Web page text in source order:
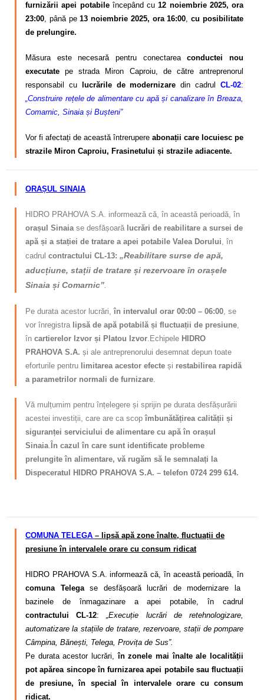
furnizării apei potabileîncepând cu 12 noiembrie 2025, ora
23:00, până pe13 noiembrie 2025, ora 16:00,cu posibilitate
de prelungire.
Măsura este necesară pentru conectareaconductei nou
executate pe strada Miron Caproiu, de către antreprenorul
responsabil cu
lucrările de modernizare din cadrulCL-02:
„Construire rețele de alimentare cu apă și canalizare în Breaza,
Comarnic, Sinaia și Bușteni”
Vor fi afectați de această întrerupere abonații care locuiesc pe
strazile Miron Caproiu, Frasinetului și strazile adiacente.
ORAȘUL SINAIA
HIDRO PRAHOVA S.A. informează că, în această perioadă, în
orașul Sinaia se desfășoară lucrări de reabilitare a sursei de
apă și a stației de tratare a apei potabile Valea Dorului , în
cadrul contractului CL-13: „Reabilitare surse de apă,
aducțiune, stații de tratare și rezervoare în orașele
Sinaia și Comarnic”
Pe durata acestor lucrări,în intervalul orar 00:00 – 06:00 , se
vor înregistra lipsă de apă potabilă și fluctuații de presiune
în cartierelor Izvor și Platou Izvor Echipele HIDRO
PRAHOVA S.A. și ale antreprenorului desemnat depun toate
eforturile pentru limitarea acestor efecte și restabilirea rapidă
a parametrilor normali de furnizare
Vă mulțumim pentru înțelegere și sprijin pe durata desfășurării
acestei investiții, care are ca scopîmbunătățirea calității și
siguranței serviciului de alimentare cu apă în orașul
Sinaia În cazul în care sunt identificate probleme
prelungite în alimentare, vă rugăm să le semnalați la
Dispeceratul HIDRO PRAHOVA S.A. – telefon 0724 299 614.
COMUNA TELEGA – lipsă apă zone înalte, fluctuații de
presiune în intervalele orare cu consum ridicat
HIDRO PRAHOVA S.A. informează că, în această perioadă, în
comuna Telegase desfășoară lucrări de modernizare la
bazinele de înmagazinare a apei potabile, în cadrul
contractului CL-12: „Execuție lucrări de retehnologizare,
automatizare la stațiile de tratare, rezervoare, stații de pompare
Câmpina, Bănești, Telega, Provița de Sus”.
Pe durata acestor lucrări,în zonele mai înalte ale localității
pot apărea sincope în furnizarea apei potabile sau fluctuații
de presiune, în special în intervalele orare cu consum
ridicat.